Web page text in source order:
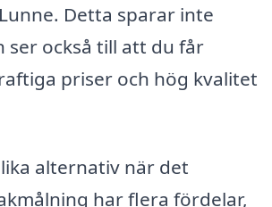
Detta sparar inte
ser också till att du får
priser och hög kvalitet
alternativ när det
har flera fördelar,